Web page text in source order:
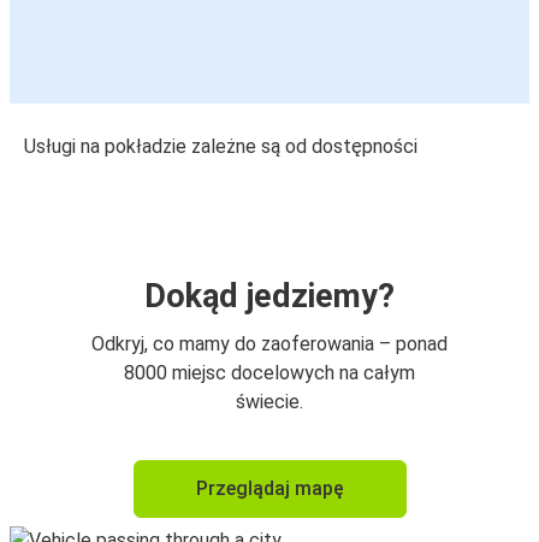
Usługi na pokładzie zależne są od dostępności
Dokąd jedziemy?
Odkryj, co mamy do zaoferowania – ponad
8000 miejsc docelowych na całym
świecie.
Przeglądaj mapę